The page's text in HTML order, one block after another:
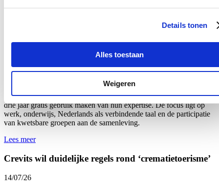
Details tonen
Alles toestaan
Weigeren
Crevits ondersteunt lokale besturen voor sociale
Vlaams minister van Integratie en Inburgering Hilde Crevits
ondersteunen bij het versterken van de lokale sociale cohesie en
integratie. Alle Vlaamse steden en gemeenten kunnen de komende
drie jaar gratis gebruik maken van hun expertise. De focus ligt op
werk, onderwijs, Nederlands als verbindende taal en de participatie
van kwetsbare groepen aan de samenleving.
Lees meer
Crevits wil duidelijke regels rond ‘crematietoerisme’
14/07/26